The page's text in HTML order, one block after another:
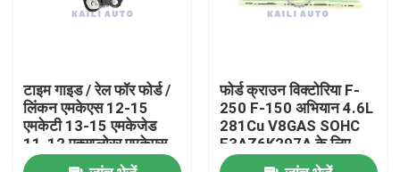
टाइम गाइड / रेल फॉर फोर्ड /
लिंकन एमकेएस 12-15
एमकेटी 13-15 एमकेजेड
11-12 एक्सप्लोरर एमकेएस
फ्लेक्स इंटरसेप्टर
फोर्ड क्राउन विक्टोरिया F-
250 F-150 अभियान 4.6L
281Cu V8GAS SOHC
F3AZ6K297A के लिए
टमिंग चेन गाइड रेल